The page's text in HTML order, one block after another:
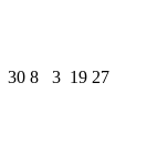
30 8 3 19 27